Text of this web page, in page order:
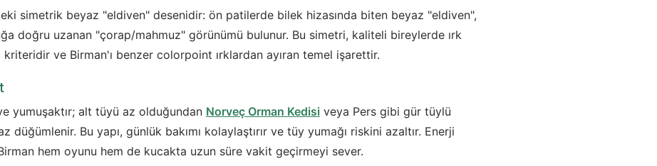
simetrik beyaz "eldiven" desenidir: ön patilerde bilek hizasında biten beyaz "eldiven",
doğru uzanan "çorap/mahmuz" görünümü bulunur. Bu simetri, kaliteli bireylerde ırk
kriteridir ve Birman'ı benzer colorpoint ırklardan ayıran temel işarettir.
yumuşaktır; alt tüyü az olduğundan Norveç Orman Kedisi veya Pers gibi gür tüylü
düğümlenir. Bu yapı, günlük bakımı kolaylaştırır ve tüy yumağı riskini azaltır. Enerji
hem oyunu hem de kucakta uzun süre vakit geçirmeyi sever.